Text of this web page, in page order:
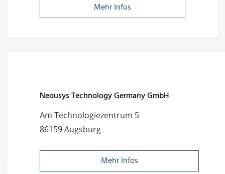
Mehr Infos
Neousys Technology Germany GmbH
Am Technologiezentrum 5
86159 Augsburg
Mehr Infos